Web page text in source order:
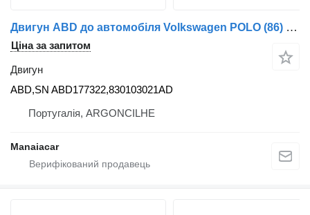
Двигун ABD до автомобіля Volkswagen POLO (86) | 75 - 81
Ціна за запитом
Двигун
ABD,SN ABD177322,830103021AD
Португалія, ARGONCILHE
Manaiacar